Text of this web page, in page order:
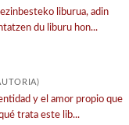
liburua, adin
du liburu hon...
y el amor propio que
trata este lib...